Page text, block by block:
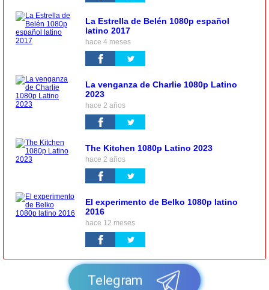
La Estrella de Belén 1080p español
latino 2017
hace 4 meses
La venganza de Charlie 1080p Latino
2023
hace 2 años
The Kitchen 1080p Latino 2023
hace 2 años
El experimento de Belko 1080p latino
2016
hace 12 meses
Telegram